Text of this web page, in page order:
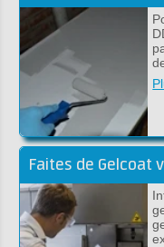
Faites de Gelcoat